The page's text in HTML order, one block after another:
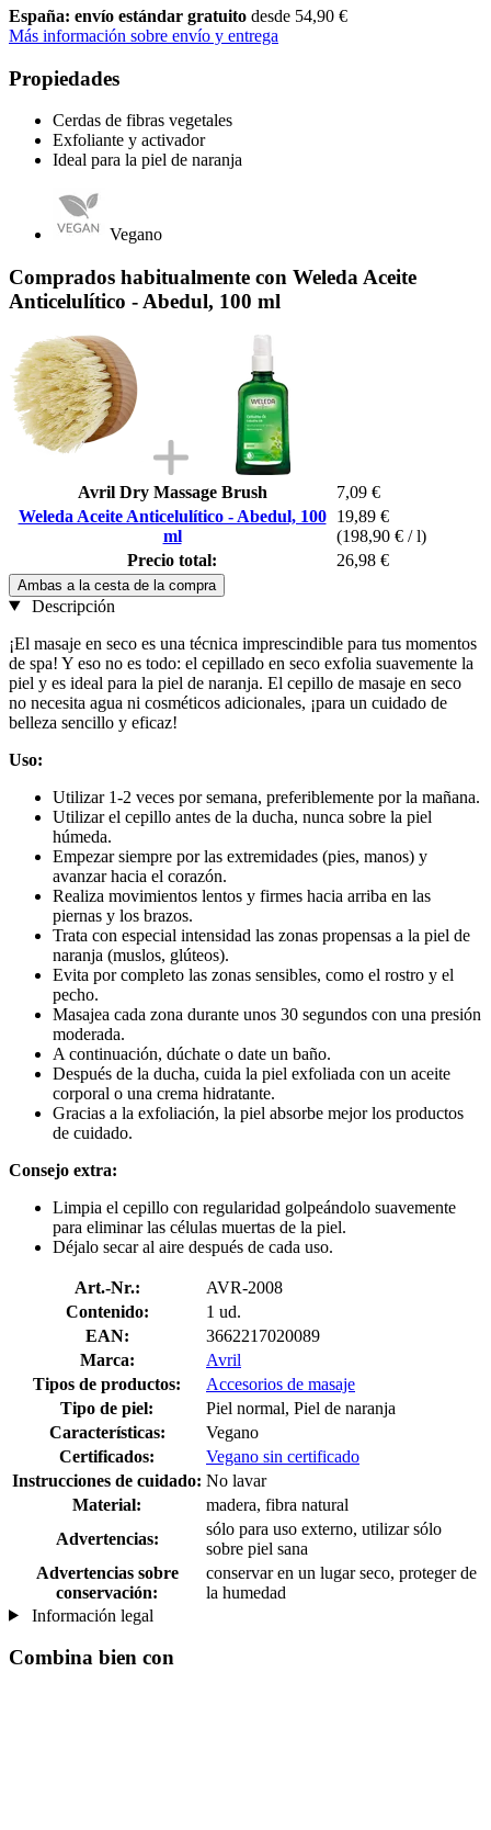
España: envío estándar gratuito desde 54,90 €
Más información sobre envío y entrega
Propiedades
Cerdas de fibras vegetales
Exfoliante y activador
Ideal para la piel de naranja
Vegano
Comprados habitualmente con Weleda Aceite
Anticelulítico - Abedul, 100 ml
Avril Dry Massage Brush
7,09 €
Weleda Aceite Anticelulítico - Abedul, 100
ml
19,89 €
(198,90 € / l)
Precio total:
26,98 €
Ambas a la cesta de la compra
Descripción
¡El masaje en seco es una técnica imprescindible para tus momentos
de spa! Y eso no es todo: el cepillado en seco exfolia suavemente la
piel y es ideal para la piel de naranja. El cepillo de masaje en seco
no necesita agua ni cosméticos adicionales, ¡para un cuidado de
belleza sencillo y eficaz!
Uso:
Utilizar 1-2 veces por semana, preferiblemente por la mañana.
Utilizar el cepillo antes de la ducha, nunca sobre la piel
húmeda.
Empezar siempre por las extremidades (pies, manos) y
avanzar hacia el corazón.
Realiza movimientos lentos y firmes hacia arriba en las
piernas y los brazos.
Trata con especial intensidad las zonas propensas a la piel de
naranja (muslos, glúteos).
Evita por completo las zonas sensibles, como el rostro y el
pecho.
Masajea cada zona durante unos 30 segundos con una presión
moderada.
A continuación, dúchate o date un baño.
Después de la ducha, cuida la piel exfoliada con un aceite
corporal o una crema hidratante.
Gracias a la exfoliación, la piel absorbe mejor los productos
de cuidado.
Consejo extra:
Limpia el cepillo con regularidad golpeándolo suavemente
para eliminar las células muertas de la piel.
Déjalo secar al aire después de cada uso.
Art.-Nr.:
AVR-2008
Contenido:
1 ud.
EAN:
3662217020089
Marca:
Avril
Tipos de productos:
Accesorios de masaje
Tipo de piel:
Piel normal, Piel de naranja
Características:
Vegano
Certificados:
Vegano sin certificado
Instrucciones de cuidado: No lavar
Material:
madera, fibra natural
Advertencias:
sólo para uso externo, utilizar sólo
sobre piel sana
Advertencias sobre
conservación:
conservar en un lugar seco, proteger de
la humedad
Información legal
Combina bien con